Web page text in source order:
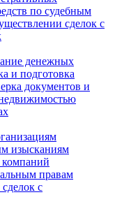
по судебным
сделок с
денежных
и подготовка
документов и
изысканиям
правам
с